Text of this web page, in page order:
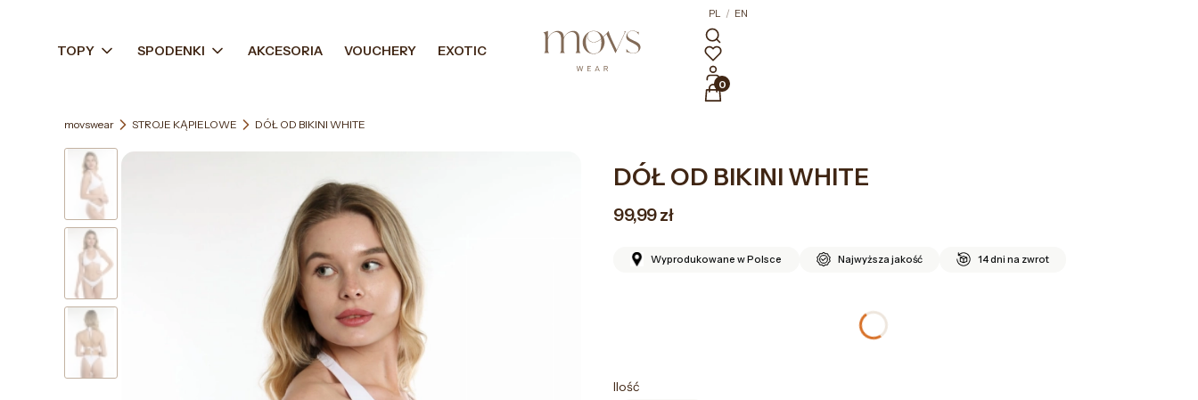
TOPY SPODENKI AKCESORIA VOUCHERY EXOTIC HIGH HEELS STROJE KĄPIELOWE
PL / EN
Produkty w koszyku: 0. Zobacz szczegóły
movswear STROJE KĄPIELOWE DÓŁ OD BIKINI WHITE
DÓŁ OD BIKINI WHITE
Cena
99,99 zł
Wyprodukowane w Polsce Najwyższa jakość 14 dni na zwrot
Ilość